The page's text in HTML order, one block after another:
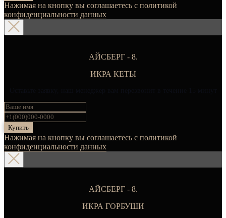
Нажимая на кнопку вы соглашаетесь с политикой
конфиденциальности данных
АЙСБЕРГ - 8.
ИКРА КЕТЫ
Купить
Нажимая на кнопку вы соглашаетесь с политикой
конфиденциальности данных
АЙСБЕРГ - 8.
ИКРА ГОРБУШИ